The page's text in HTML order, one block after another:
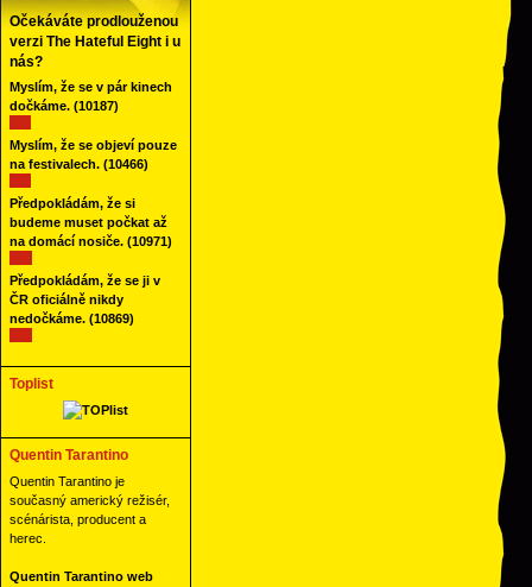
Očekáváte prodlouženou
verzi The Hateful Eight i u
nás?
Myslím, že se v pár kinech
dočkáme. (10187)
Myslím, že se objeví pouze
na festivalech. (10466)
Předpokládám, že si
budeme muset počkat až
na domácí nosiče. (10971)
Předpokládám, že se ji v
ČR oficiálně nikdy
nedočkáme. (10869)
Toplist
Quentin Tarantino
Quentin Tarantino je
současný americký režisér,
scénárista, producent a
herec.
Quentin Tarantino web